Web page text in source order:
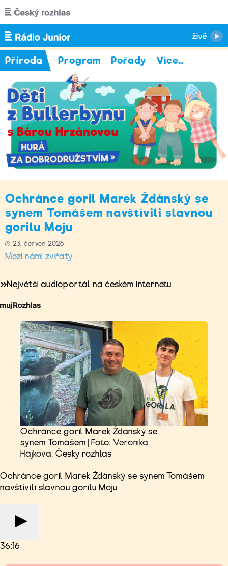
Přejít k hlavnímu obsahu
Příroda Program Pořady Více…
Ochránce goril Marek Ždánský se
synem Tomášem navštívili slavnou
gorilu Moju
23. červen 2026
Mezi námi zvířaty
Největší audioportál na českém internetu
Ochránce goril Marek Ždánský se
synem Tomášem | Foto:Veronika
Hájková, Český rozhlas
Ochránce goril Marek Ždánský se synem Tomášem
navštívili slavnou gorilu Moju
36:16